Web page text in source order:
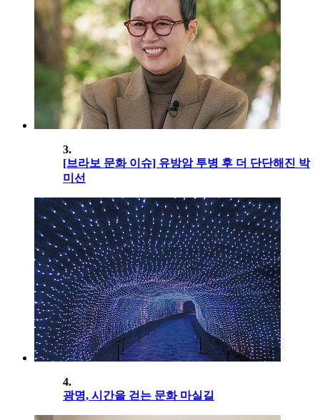
3.
[브라보 문화 이슈] 유방암 투병 후 더 단단해진 박
미선
4.
광명, 시간을 걷는 문화 마실길